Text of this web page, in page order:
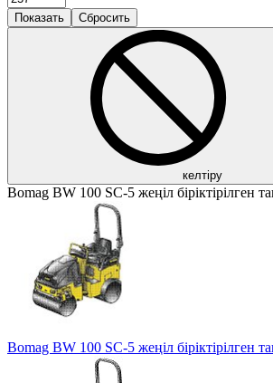
келтіру
Bomag BW 100 SC-5 жеңіл біріктірілген
Bomag BW 100 SC-5 жеңіл біріктірілген